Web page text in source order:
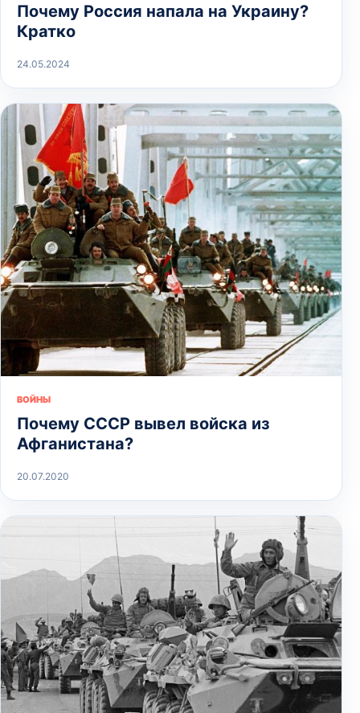
Почему Россия напала на Украину?
Кратко
24.05.2024
ВОЙНЫ
Почему СССР вывел войска из
Афганистана?
20.07.2020